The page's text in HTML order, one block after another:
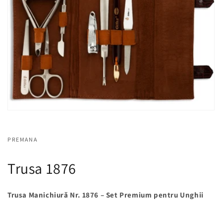
PREMANA
Trusa 1876
Trusa Manichiură Nr. 1876 – Set Premium pentru Unghii